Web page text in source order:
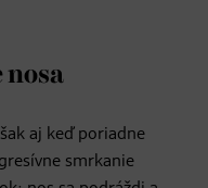
nosa
aj keď poriadne
smrkanie